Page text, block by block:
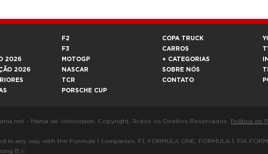
2026
2026
F2
F3
MOTOGP
NASCAR
TCR
PORSCHE CUP
COPA TRUCK
CARROS
+ CATEGORIAS
SOBRE NÓS
CONTATO
- Mania de Velocidade. Copyright. Todos os Direitos Reservados. Política de
any way with the Formula 1 companies. F1, FORMULA ONE, FORMULA 1, FIA
B.V.